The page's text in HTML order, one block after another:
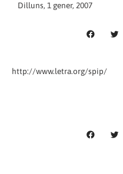
Dilluns, 1 gener, 2007
http://www.letra.org/spip/